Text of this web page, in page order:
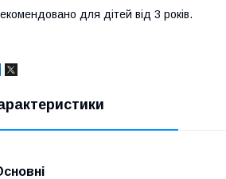
для дітей від 3 років.